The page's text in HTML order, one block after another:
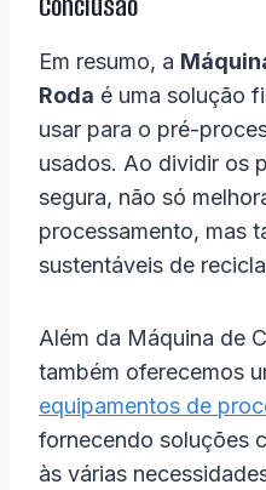
Em resumo, a
Roda é uma solução
usar para o pré-
usados. Ao dividir os
segura, não só
processamento, mas
sustentáveis de
Além da Máquina de
também oferecemos
equipamentos de
fornecendo soluções
às várias